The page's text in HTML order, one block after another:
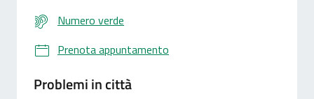
Numero verde
Prenota appuntamento
Problemi in città